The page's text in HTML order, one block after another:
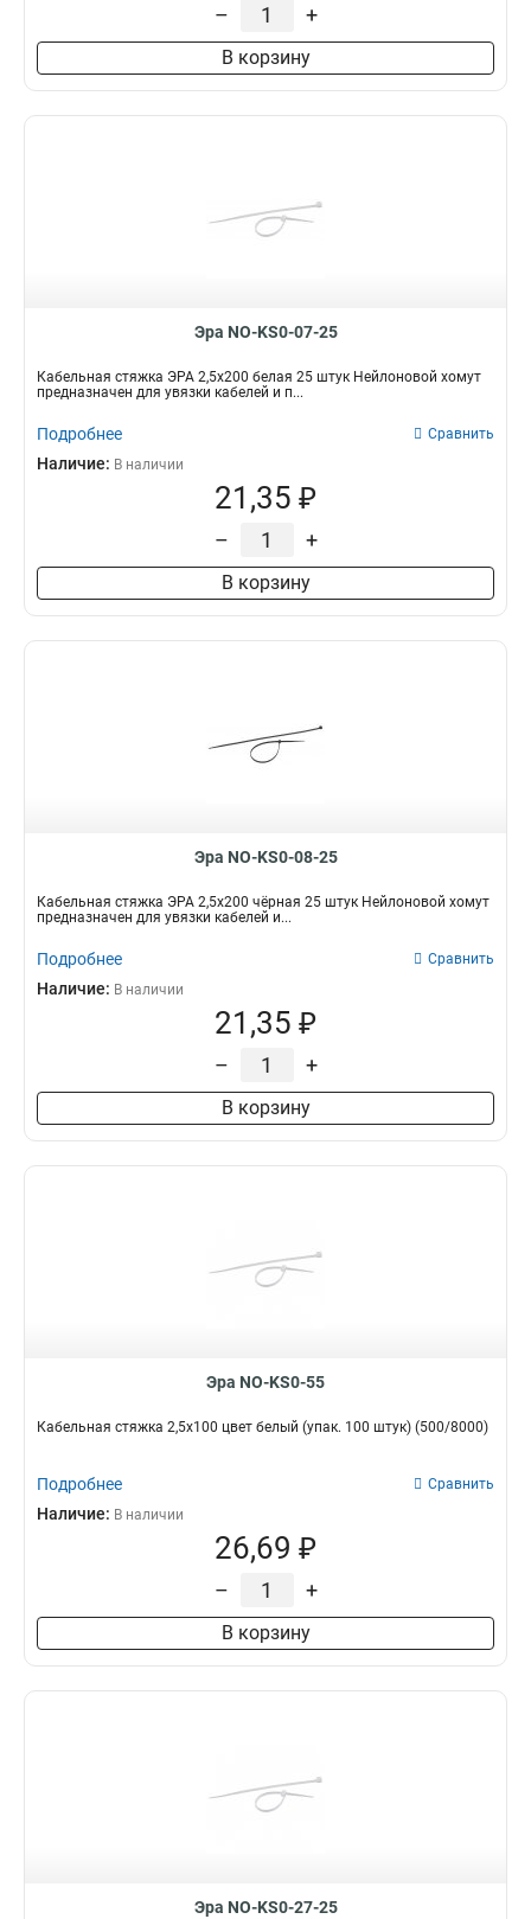
– +
В корзину
Эра NO-KS0-07-25
Кабельная стяжка ЭРА 2,5х200 белая 25 штук Нейлоновой хомут
предназначен для увязки кабелей и п...
Подробнее Сравнить
Наличие: В наличии
21,35 ₽
– +
В корзину
Эра NO-KS0-08-25
Кабельная стяжка ЭРА 2,5х200 чёрная 25 штук Нейлоновой хомут
предназначен для увязки кабелей и...
Подробнее Сравнить
Наличие: В наличии
21,35 ₽
– +
В корзину
Эра NO-KS0-55
Кабельная стяжка 2,5х100 цвет белый (упак. 100 штук) (500/8000)
Подробнее Сравнить
Наличие: В наличии
26,69 ₽
– +
В корзину
Эра NO-KS0-27-25